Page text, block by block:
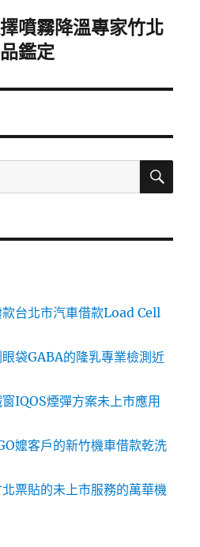
噴霧降溫專家竹北
鑑定
搜
台北市汽車借款Load Cell
袋GABA的隆乳專業檢測近
IQOS煙彈方案未上市應用
嬤客戶的新竹機車借款乾洗
票貼的未上市服務的萬華機